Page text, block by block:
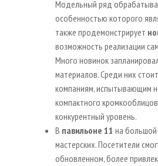
Модельный ряд
особенностью которого
также продемонстрирует
возможность реализации
Много новинок
материалов. Среди них
компаниям, испытывающим
компактного
конкурентный уровень.
В павильоне 11 на
мастерских. Посетители
обновленном, более